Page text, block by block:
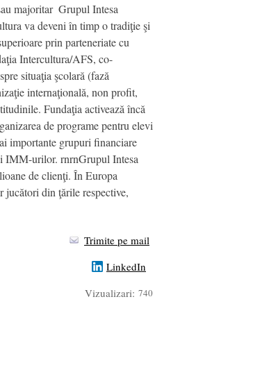
majoritar  Grupul Intesa
va deveni în timp o tradiţie şi
prin parteneriate cu
Intercultura/AFS, co-
situaţia şcolară (fază
internaţională, non profit,
Fundaţia activează încă
de programe pentru elevi
importante grupuri financiare
IMM-urilor. rnrnGrupul Intesa
de clienţi. În Europa
din ţările respective,
Trimite pe mail
LinkedIn
Vizualizari: 740